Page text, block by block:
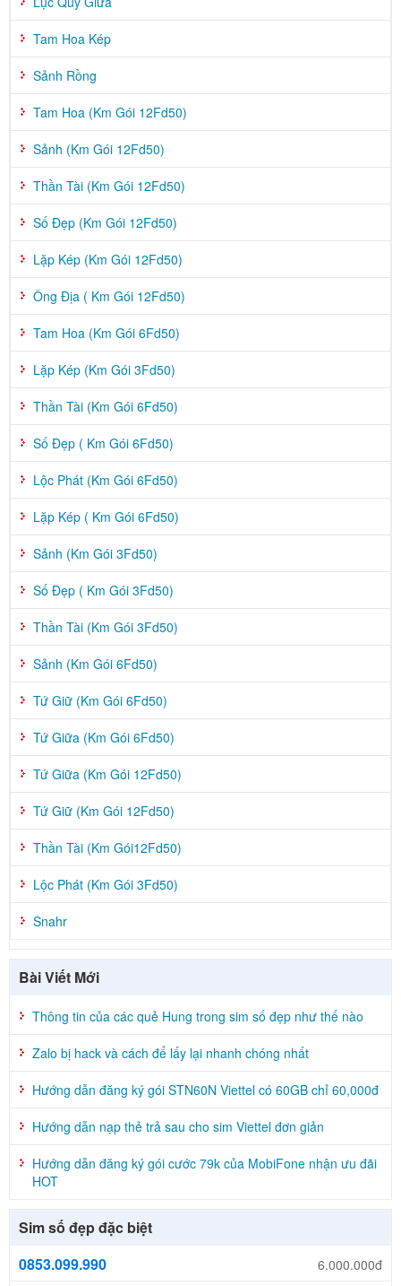
Tam Hoa Kép
Sảnh Rồng
Tam Hoa (Km Gói 12Fd50)
Sảnh (Km Gói 12Fd50)
Thần Tài (Km Gói 12Fd50)
Số Đẹp (Km Gói 12Fd50)
Lặp Kép (Km Gói 12Fd50)
Ông Địa ( Km Gói 12Fd50)
Tam Hoa (Km Gói 6Fd50)
Lặp Kép (Km Gói 3Fd50)
Thần Tài (Km Gói 6Fd50)
Số Đẹp ( Km Gói 6Fd50)
Lộc Phát (Km Gói 6Fd50)
Lặp Kép ( Km Gói 6Fd50)
Sảnh (Km Gói 3Fd50)
Số Đẹp ( Km Gói 3Fd50)
Thần Tài (Km Gói 3Fd50)
Sảnh (Km Gói 6Fd50)
Tứ Giữ (Km Gói 6Fd50)
Tứ Giữa (Km Gói 6Fd50)
Tứ Giữa (Km Gói 12Fd50)
Tứ Giữ (Km Gói 12Fd50)
Thần Tài (Km Gói12Fd50)
Lộc Phát (Km Gói 3Fd50)
Snahr
Bài Viết Mới
Thông tin của các quẻ Hung trong sim số đẹp như thế nào
Zalo bị hack và cách để lấy lại nhanh chóng nhất
Hướng dẫn đăng ký gói STN60N Viettel có 60GB chỉ 60,000đ
Hướng dẫn nạp thẻ trả sau cho sim Viettel đơn giản
Hướng dẫn đăng ký gói cước 79k của MobiFone nhận ưu đãi
HOT
Sim số đẹp đặc biệt
0853.099.990
6.000.000đ